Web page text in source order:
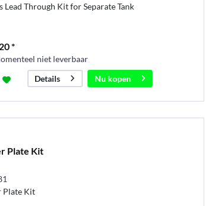
Lead Through Kit for Separate Tank
*
niet leverbaar
Details
Nu kopen
Plate Kit
Plate Kit